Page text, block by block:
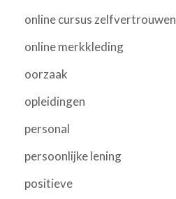
online cursus zelfvertrouwen
online merkkleding
oorzaak
opleidingen
personal
persoonlijke lening
positieve